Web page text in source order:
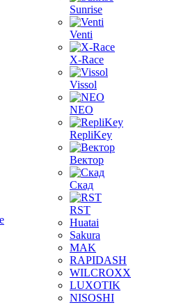
Sunrise
Venti
X-Race
Vissol
NEO
RepliKey
Вектор
Скад
RST
Huatai
Sakura
MAK
RAPIDASH
WILCROXX
LUXOTIK
NISOSHI